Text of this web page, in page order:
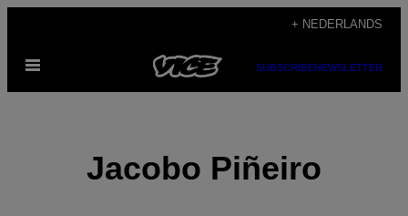
de
+ NEDERLANDS
Open
SUBSCRIBENEWSLETTER
Jacobo Piñeiro